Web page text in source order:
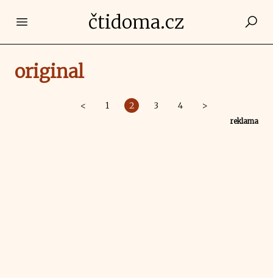
Open main menučtidoma.cz
original
< 1 2 3 4 >
reklama